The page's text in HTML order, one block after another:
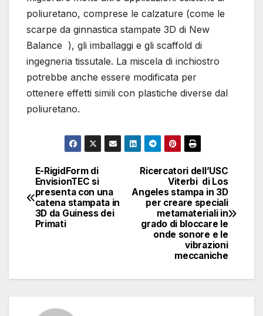
poliuretano, comprese le calzature (come le
scarpe da ginnastica stampate 3D di New
Balance ), gli imballaggi e gli scaffold di
ingegneria tissutale. La miscela di inchiostro
potrebbe anche essere modificata per
ottenere effetti simili con plastiche diverse dal
poliuretano.
Navigazione
articoli
Ricercatori dell’USC
Viterbi di Los
Angeles stampa in 3D
per creare speciali
metamateriali in
grado di bloccare le
onde sonore e le
vibrazioni
meccaniche
E-RigidForm di
EnvisionTEC si
presenta con una
catena stampata in
3D da Guiness dei
Primati